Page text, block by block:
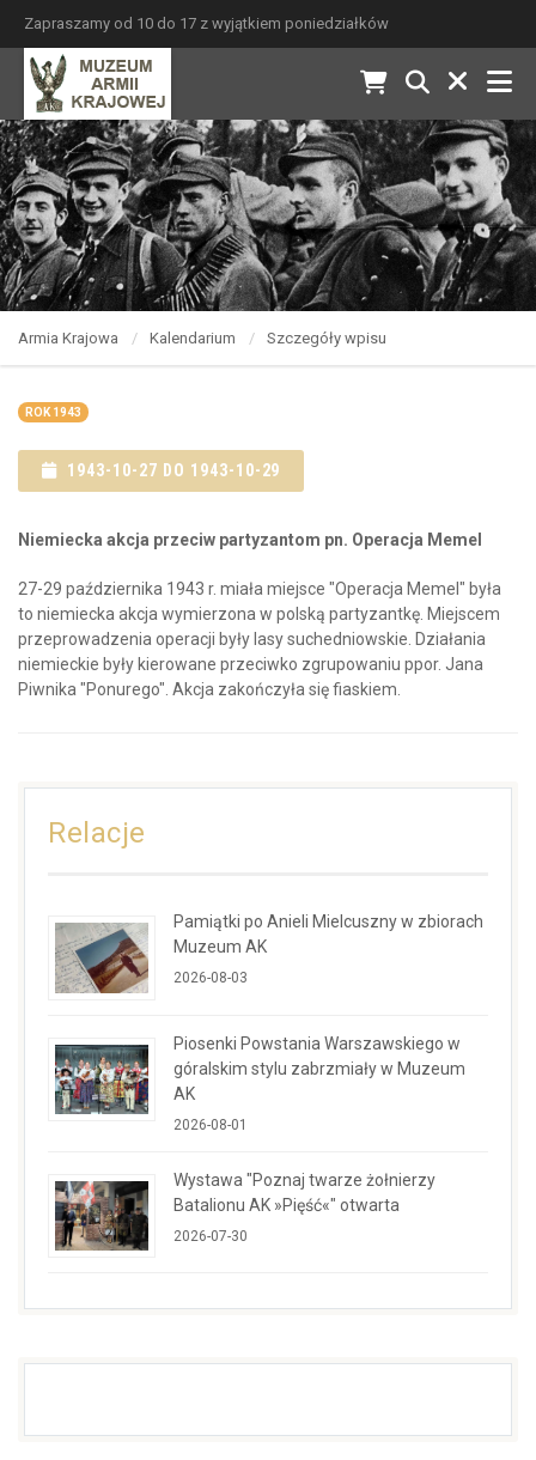
Zapraszamy od 10 do 17 z wyjątkiem poniedziałków
Armia Krajowa Kalendarium Szczegóły wpisu
ROK 1943
1943-10-27 DO 1943-10-29
Niemiecka akcja przeciw partyzantom pn. Operacja Memel
27-29 października 1943 r. miała miejsce "Operacja Memel" była
to niemiecka akcja wymierzona w polską partyzantkę. Miejscem
przeprowadzenia operacji były lasy suchedniowskie. Działania
niemieckie były kierowane przeciwko zgrupowaniu ppor. Jana
Piwnika "Ponurego". Akcja zakończyła się fiaskiem.
Relacje
Pamiątki po Anieli Mielcuszny w zbiorach
Muzeum AK
2026-08-03
Piosenki Powstania Warszawskiego w
góralskim stylu zabrzmiały w Muzeum
AK
2026-08-01
Wystawa "Poznaj twarze żołnierzy
Batalionu AK »Pięść«" otwarta
2026-07-30